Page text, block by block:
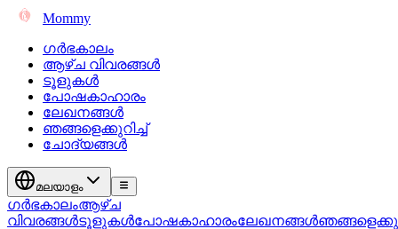
Mommy
ഗർഭകാലം
ആഴ്ച വിവരങ്ങൾ
ടൂളുകൾ
പോഷകാഹാരം
ലേഖനങ്ങൾ
ഞങ്ങളെക്കുറിച്ച്
ചോദ്യങ്ങൾ
മലയാളം
ഗർഭകാലംആഴ്ച
വിവരങ്ങൾടൂളുകൾപോഷകാഹാരംലേഖനങ്ങൾ